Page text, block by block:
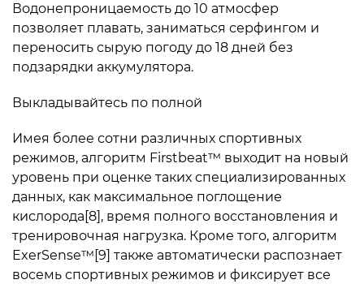
Водонепроницаемость до 10 атмосфер
позволяет плавать, заниматься серфингом и
переносить сырую погоду до 18 дней без
подзарядки аккумулятора.
Выкладывайтесь по полной
Имея более сотни различных спортивных
режимов, алгоритм Firstbeat™ выходит на новый
уровень при оценке таких специализированных
данных, как максимальное поглощение
кислорода[8], время полного восстановления и
тренировочная нагрузка. Кроме того, алгоритм
ExerSense™[9] также автоматически распознает
восемь спортивных режимов и фиксирует все